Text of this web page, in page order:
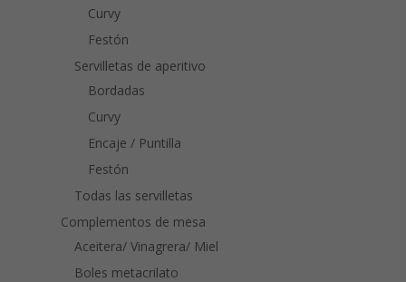
Curvy
Festón
Servilletas de aperitivo
Bordadas
Curvy
Encaje / Puntilla
Festón
Todas las servilletas
Complementos de mesa
Aceitera/ Vinagrera/ Miel
Boles metacrilato